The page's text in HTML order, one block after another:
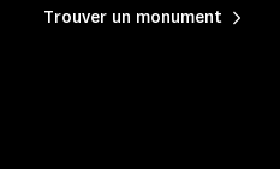
Trouver un monument